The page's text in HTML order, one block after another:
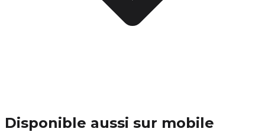
Disponible aussi sur mobile